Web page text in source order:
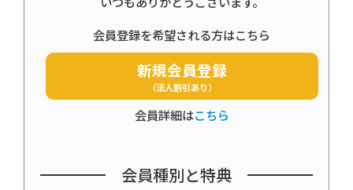
会員登録を希望される方はこちら
新規会員登録
（法人割引あり）
会員詳細はこちら
会員種別と特典